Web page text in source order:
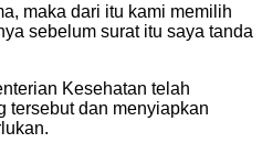
maka dari itu kami memilih
sebelum surat itu saya tanda
Kesehatan telah
tersebut dan menyiapkan